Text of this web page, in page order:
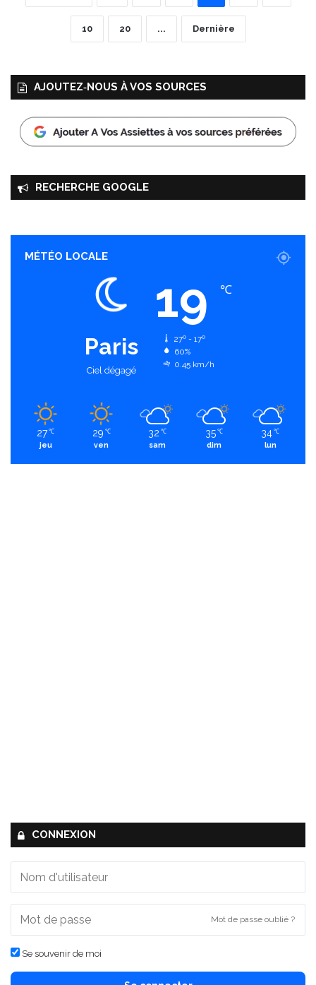
10 20 ... Dernière
AJOUTEZ‑NOUS À VOS SOURCES
RECHERCHE GOOGLE
MÉTÉO LOCALE
Paris
Ciel dégagé
19 ℃
27º - 17º
60%
0.45 km/h
27 ℃
jeu
29 ℃
ven
32 ℃
sam
35 ℃
dim
34 ℃
lun
CONNEXION
Mot de passe oublié ?
Se souvenir de moi